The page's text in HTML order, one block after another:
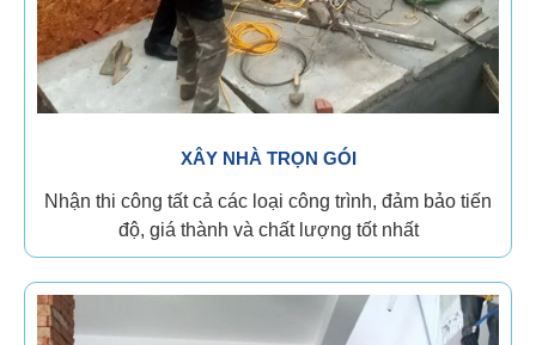
XÂY NHÀ TRỌN GÓI
Nhận thi công tất cả các loại công trình, đảm bảo tiến
độ, giá thành và chất lượng tốt nhất